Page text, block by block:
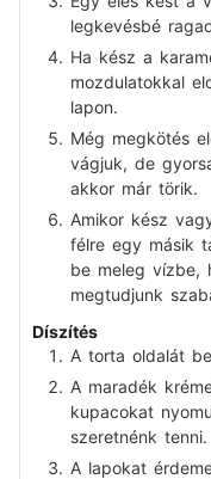
legkevésbé
Ha kész a
mozdulatokkal
lapon.
Még megkötés
vágjuk, de
akkor már törik.
Amikor kész
félre egy másik
be meleg vízbe,
megtudjunk
Díszítés
A torta oldalát
A maradék
kupacokat
szeretnénk tenni.
A lapokat